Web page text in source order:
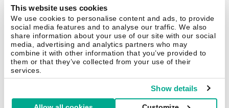
This website uses cookies
We use cookies to personalise content and ads, to provide
social media features and to analyse our traffic. We also
share information about your use of our site with our social
media, advertising and analytics partners who may
combine it with other information that you’ve provided to
them or that they’ve collected from your use of their
services.
Show details
反腐败政策
许可协议 B2B
京ICP备12053225号
京公网安备 11010102001169号
联系我们 关于我们 合作伙伴 Blog 资源中心 新闻稿
Securelist Eugene Personal Blog